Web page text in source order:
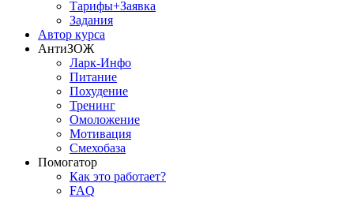
Тарифы+Заявка
Задания
Автор курса
АнтиЗОЖ
Ларк-Инфо
Питание
Похудение
Тренинг
Омоложение
Мотивация
Смехобаза
Помогатор
Как это работает?
FAQ